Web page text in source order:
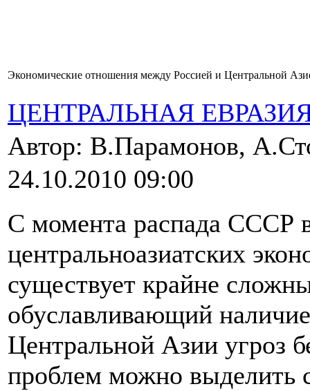
Экономические отношения между Россией и Центральной
ЦЕНТРАЛЬНАЯ
Автор: В.Парамонов,
24.10.2010 09:00
С момента распада СССР
центральноазиатских
существует крайне
обуславливающий
Центральной Азии угроз
проблем можно выделить